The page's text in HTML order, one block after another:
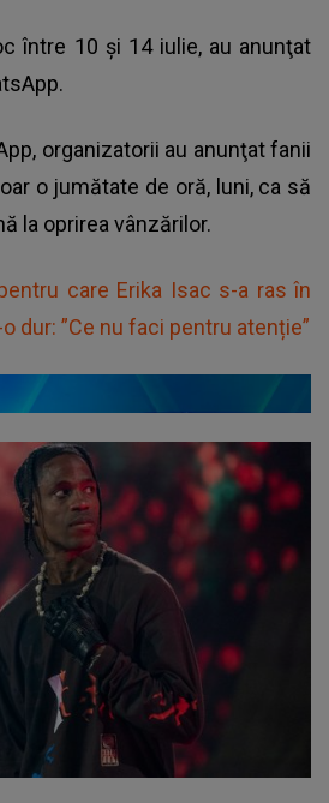
între 10 şi 14 iulie, au anunţat
organizatorii au anunţat fanii
o jumătate de oră, luni, ca să
la oprirea vânzărilor.
care Erika Isac s-a ras în
dur: ”Ce nu faci pentru atenție”